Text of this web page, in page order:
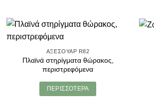
ΑΞΕΣΟΥΆΡ R82
Πλαϊνά στηρίγματα θώρακος,
περιστρεφόμενα
ΠΕΡΙΣΣΌΤΕΡΑ